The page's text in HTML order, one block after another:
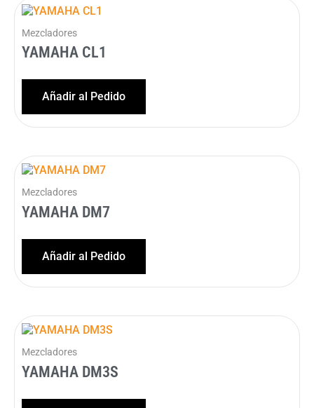
Mezcladores
YAMAHA CL1
Añadir al Pedido
Mezcladores
YAMAHA DM7
Añadir al Pedido
Mezcladores
YAMAHA DM3S